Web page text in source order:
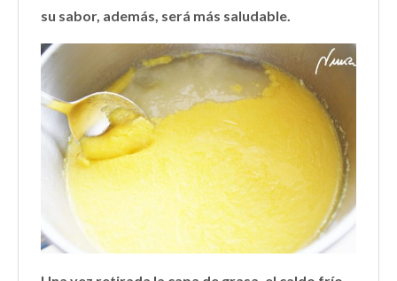
su sabor, además, será más saludable.